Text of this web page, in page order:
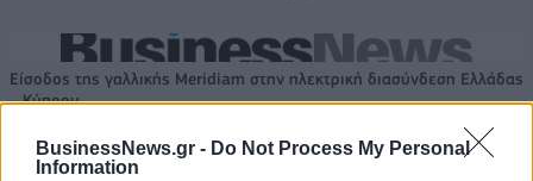
BusinessNews.gr - Do Not Process My Personal
Information
Είσοδος της γαλλικής Meridiam στην ηλεκτρική διασύνδεση Ελλάδας
– Κύπρου